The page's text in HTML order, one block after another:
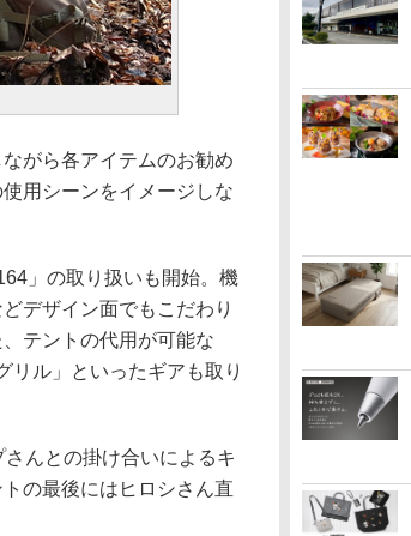
がら各アイテムのお勧め
用シーンをイメージしな
」の取り扱いも開始。機
デザイン面でもこだわり
テントの代用が可能な
リル」といったギアも取り
んとの掛け合いによるキ
の最後にはヒロシさん直